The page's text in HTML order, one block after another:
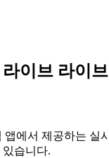
이브 라이
앱에서 제공하는 실
있습니다.